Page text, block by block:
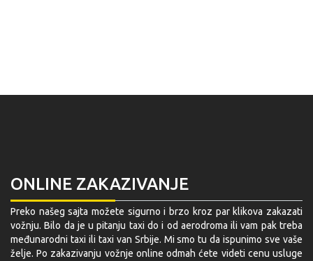
ONLINE ZAKAZIVANJE
Preko našeg sajta možete sigurno i brzo kroz par klikova zakazati
vožnju. Bilo da je u pitanju taxi do i od aerodroma ili vam pak treba
međunarodni taxi ili taxi van Srbije. Mi smo tu da ispunimo sve vaše
želje. Po zakazivanju vožnje online odmah ćete videti cenu usluge